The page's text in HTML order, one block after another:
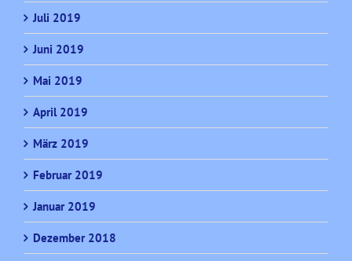
Juli 2019
Juni 2019
Mai 2019
April 2019
März 2019
Februar 2019
Januar 2019
Dezember 2018